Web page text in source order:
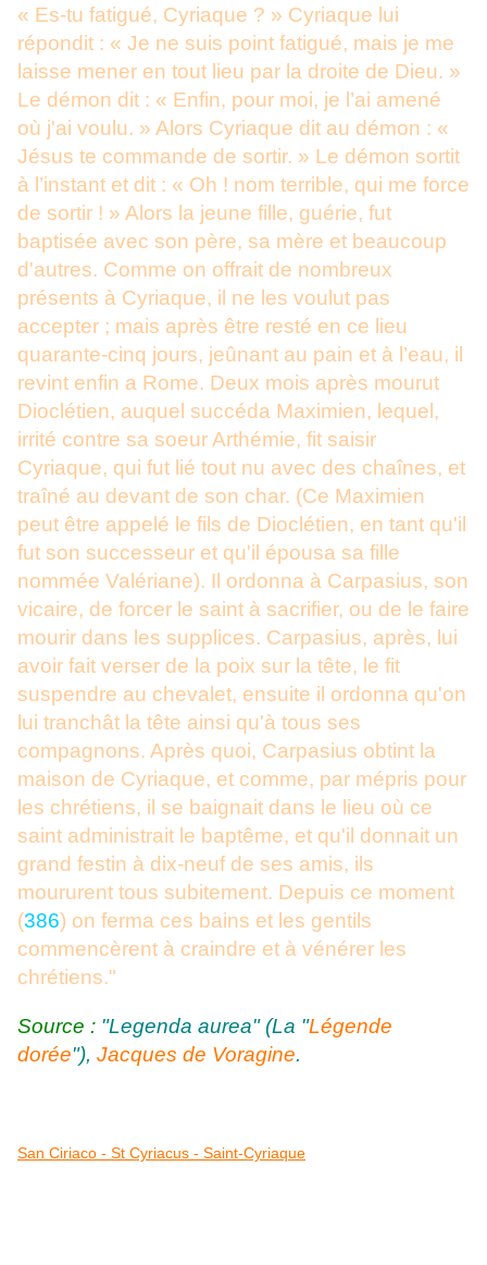
« Es-tu fatigué, Cyriaque ? » Cyriaque lui
répondit : « Je ne suis point fatigué, mais je me
laisse mener en tout lieu par la droite de Dieu. »
Le démon dit : « Enfin, pour moi, je l’ai amené
où j'ai voulu. » Alors Cyriaque dit au démon : «
Jésus te commande de sortir. » Le démon sortit
à l’instant et dit : « Oh ! nom terrible, qui me force
de sortir ! » Alors la jeune fille, guérie, fut
baptisée avec son père, sa mère et beaucoup
d'autres. Comme on offrait de nombreux
présents à Cyriaque, il ne les voulut pas
accepter ; mais après être resté en ce lieu
quarante-cinq jours, jeûnant au pain et à l’eau, il
revint enfin a Rome. Deux mois après mourut
Dioclétien, auquel succéda Maximien, lequel,
irrité contre sa soeur Arthémie, fit saisir
Cyriaque, qui fut lié tout nu avec des chaînes, et
traîné au devant de son char. (Ce Maximien
peut être appelé le fils de Dioclétien, en tant qu'il
fut son successeur et qu'il épousa sa fille
nommée Valériane). Il ordonna à Carpasius, son
vicaire, de forcer le saint à sacrifier, ou de le faire
mourir dans les supplices. Carpasius, après, lui
avoir fait verser de la poix sur la tête, le fit
suspendre au chevalet, ensuite il ordonna qu'on
lui tranchât la tête ainsi qu'à tous ses
compagnons. Après quoi, Carpasius obtint la
maison de Cyriaque, et comme, par mépris pour
les chrétiens, il se baignait dans le lieu où ce
saint administrait le baptême, et qu'il donnait un
grand festin à dix-neuf de ses amis, ils
moururent tous subitement. Depuis ce moment
(386) on ferma ces bains et les gentils
commencèrent à craindre et à vénérer les
chrétiens."
Source : "Legenda aurea" (La "Légende
dorée"), Jacques de Voragine.
San Ciriaco - St Cyriacus - Saint-Cyriaque